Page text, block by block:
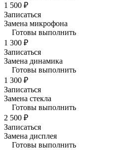
1 500 ₽
Записаться
Замена микрофона
Готовы выполнить
1 300 ₽
Записаться
Замена динамика
Готовы выполнить
1 300 ₽
Записаться
Замена стекла
Готовы выполнить
2 500 ₽
Записаться
Замена дисплея
Готовы выполнить